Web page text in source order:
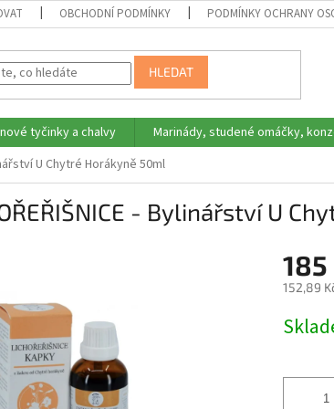
OBCHODNÍ PODMÍNKY PODMÍNKY OCHRANY
HLEDAT
tyčinky a chalvy Marinády, studené omáčky,
U Chytré Horákyně 50ml
- Bylinářství U
185
152,89
cena: